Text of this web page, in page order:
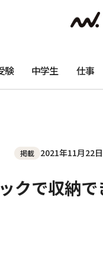
験 中学生 仕事
掲載 2021年11月22
クで収納で